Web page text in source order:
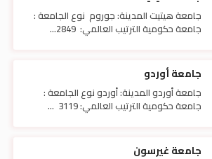
جامعة هيتيت المدينة: جوروم نوع الجامعة :
جامعة حكومية الترتيب العالمي: 2849...
جامعة أوردو
جامعة أوردو المدينة: أوردو نوع الجامعة :
جامعة حكومية الترتيب العالمي: 3119 ...
جامعة غيرسون